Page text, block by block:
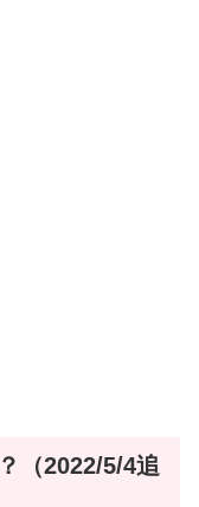
（2022/5/4追